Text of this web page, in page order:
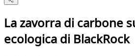
La zavorra di carbone
ecologica di BlackRock